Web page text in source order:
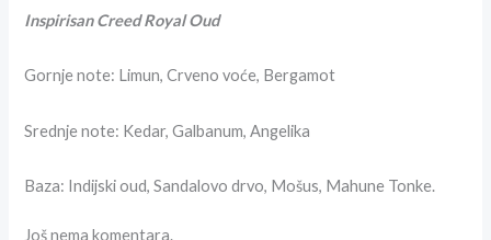
Inspirisan Creed Royal Oud
Gornje note: Limun, Crveno voće, Bergamot
Srednje note: Kedar, Galbanum, Angelika
Baza: Indijski oud, Sandalovo drvo, Mošus, Mahune Tonke.
Još nema komentara.